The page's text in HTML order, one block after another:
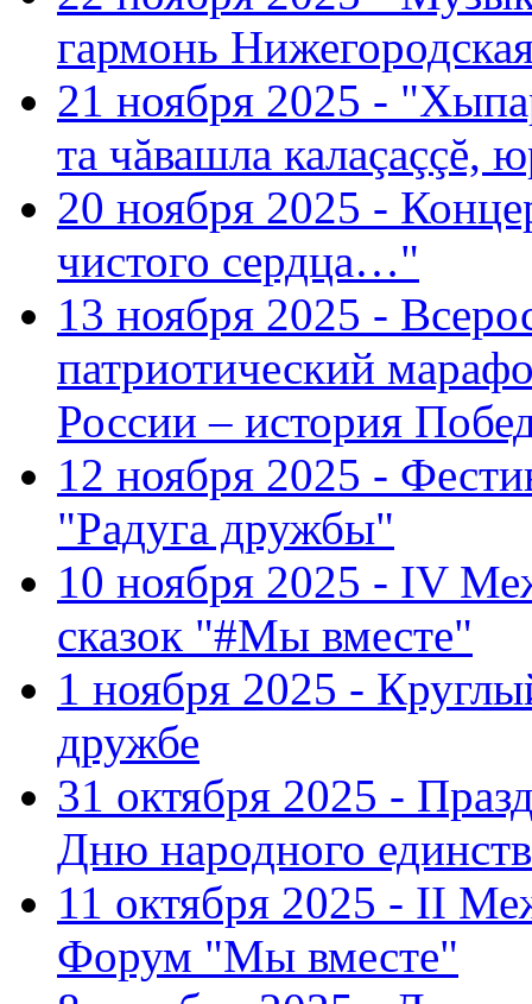
гармонь
21 ноября 2025 -
та чăвашла калаçаççĕ,
20 ноября 2025 -
чистого сердца…"
13 ноября 2025 -
патриотический
России – история
12 ноября 2025 -
"Радуга дружбы"
10 ноября 2025 - IV
сказок "#Мы вместе"
1 ноября 2025 -
дружбе
31 октября 2025 -
Дню народного
11 октября 2025 - II
Форум "Мы вместе"